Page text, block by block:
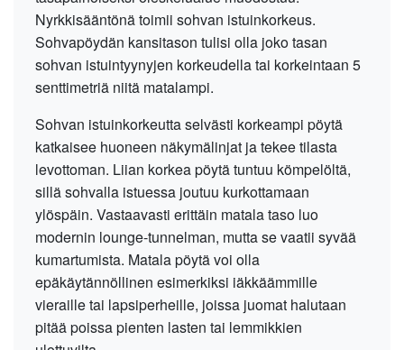
Nyrkkisääntönä toimii sohvan istuinkorkeus.
Sohvapöydän kansitason tulisi olla joko tasan
sohvan istuintyynyjen korkeudella tai korkeintaan 5
senttimetriä niitä matalampi.
Sohvan istuinkorkeutta selvästi korkeampi pöytä
katkaisee huoneen näkymälinjat ja tekee tilasta
levottoman. Liian korkea pöytä tuntuu kömpelöltä,
sillä sohvalla istuessa joutuu kurkottamaan
ylöspäin. Vastaavasti erittäin matala taso luo
modernin lounge-tunnelman, mutta se vaatii syvää
kumartumista. Matala pöytä voi olla
epäkäytännöllinen esimerkiksi iäkkäämmille
vieraille tai lapsiperheille, joissa juomat halutaan
pitää poissa pienten lasten tai lemmikkien